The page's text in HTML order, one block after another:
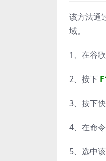
该方法通
域。
1、在谷
2、按下
3、按下
4、在命
5、选中